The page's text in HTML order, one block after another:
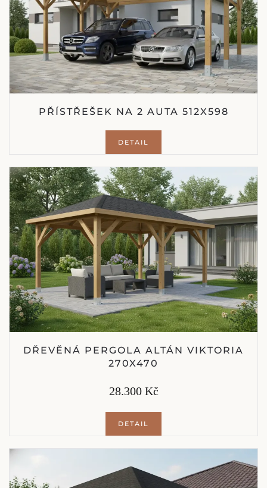
PŘÍSTŘEŠEK NA 2 AUTA 512X598
DETAIL
DŘEVĚNÁ PERGOLA ALTÁN VIKTORIA
270X470
28.300 Kč
DETAIL